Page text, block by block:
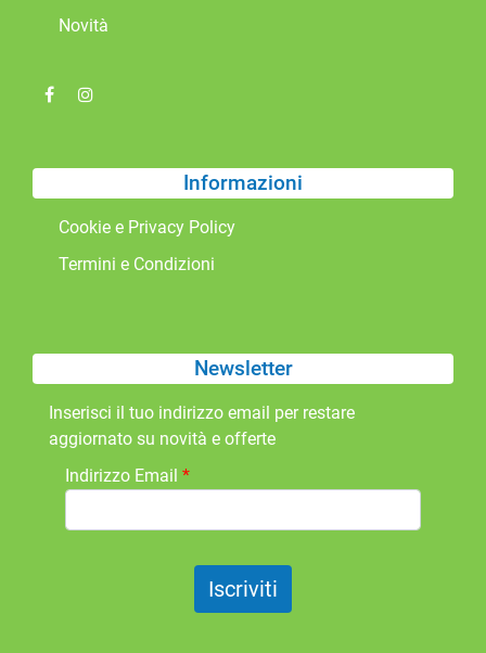
Novità
Informazioni
Cookie e Privacy Policy
Termini e Condizioni
Newsletter
Inserisci il tuo indirizzo email per restare
aggiornato su novità e offerte
Indirizzo Email *